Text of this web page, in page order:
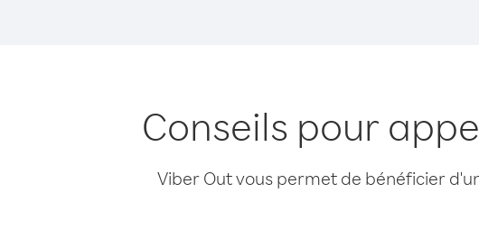
Conseils pour
Viber Out vous permet de bénéficier